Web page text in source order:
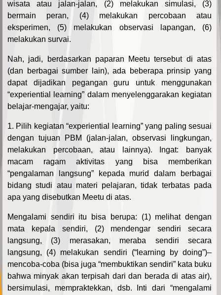
wisata atau jalan-jalan, (2) melakukan simulasi, (3)
bermain peran, (4) melakukan percobaan atau
eksperimen, (5) melakukan observasi lapangan, (6)
melakukan survai.
Nah, jadi, berdasarkan paparan Meetu tersebut di atas
(dan berbagai sumber lain), ada beberapa prinsip yang
dapat dijadikan pegangan guru untuk menggunakan
“experiential learning” dalam menyelenggarakan kegiatan
belajar-mengajar, yaitu:
1. Pilih kegiatan “experiential learning” yang paling sesuai
dengan tujuan PBM (jalan-jalan, observasi lingkungan,
melakukan percobaan, atau lainnya). Ingat: banyak
macam ragam aktivitas yang bisa memberikan
“pengalaman langsung” kepada murid dalam berbagai
bidang studi atau materi pelajaran, tidak terbatas pada
apa yang disebutkan Meetu di atas.
Mengalami sendiri itu bisa berupa: (1) melihat dengan
mata kepala sendiri, (2) mendengar sendiri secara
langsung, (3) merasakan, meraba sendiri secara
langsung, (4) melakukan sendiri (“learning by doing”)–
mencoba-coba (bisa juga “membuktikan sendiri” kata buku
bahwa minyak akan terpisah dari dan berada di atas air),
bersimulasi, mempraktekkan, dsb. Inti dari “mengalami